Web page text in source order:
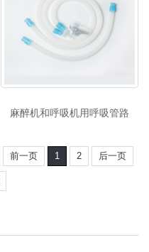
麻醉机和呼吸机用呼吸管路
前一页 1 2 后一页